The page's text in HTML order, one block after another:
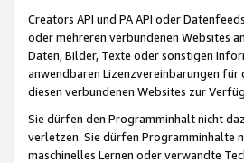
Creators API und PA API oder
oder mehreren verbundenen Websites
Daten, Bilder, Texte oder sonstigen
anwendbaren Lizenzvereinbarungen für
diesen verbundenen Websites zur
Sie dürfen den Programminhalt nicht
verletzen. Sie dürfen Programminhalte
maschinelles Lernen oder verwandte